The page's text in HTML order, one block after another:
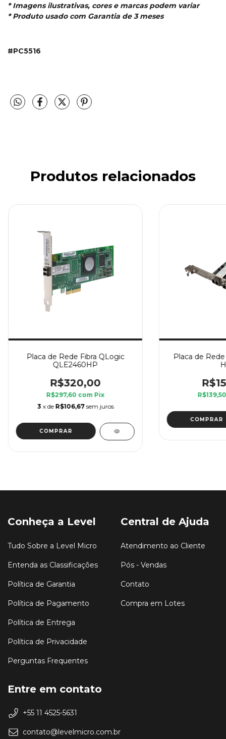
* Imagens ilustrativas, cores e marcas podem variar
* Produto usado com Garantia de 3 meses
#PC5516
Produtos relacionados
Placa de Rede Fibra QLogic
QLE2460HP
R$320,00
R$297,60 com Pix
3 x de R$106,67 sem juros
Placa de
Conheça a Level
Tudo Sobre a Level Micro
Entenda as Classificações
Política de Garantia
Política de Pagamento
Política de Entrega
Política de Privacidade
Perguntas Frequentes
Central de Ajuda
Atendimento ao Cliente
Pós - Vendas
Contato
Compra em Lotes
Entre em contato
+55 11 4525-5631
contato@levelmicro.com.br